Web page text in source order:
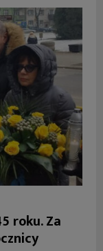
roku. Za